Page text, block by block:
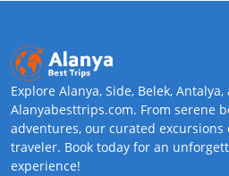
Explore Alanya, Side, Belek,
Alanyabesttrips.com. From serene
adventures, our curated
traveler. Book today for an
experience!